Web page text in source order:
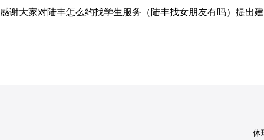
感谢大家对陆丰怎么约找学生服务（陆丰找女朋友有吗） 提出
体